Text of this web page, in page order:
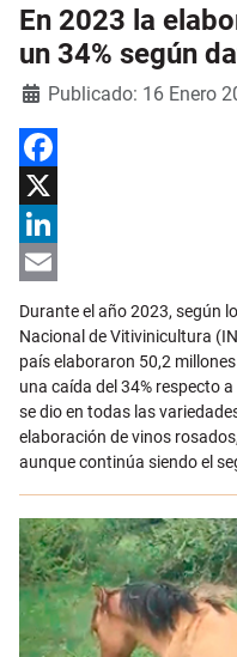
En 2023 la
un 34% según
Detalles
Publicado: 16 Enero
Facebook
X
LinkedIn
Durante el año 2023, según
Nacional de Vitivinicultura
país elaboraron 50,2
una caída del 34% respecto
se dio en todas las
elaboración de vinos
aunque continúa siendo el